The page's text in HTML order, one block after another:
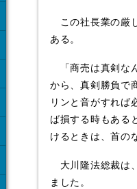
この社長業の厳
ある。
「商売は真剣な
から、真剣勝負で
リンと音がすれば
ば損する時もある
けるときは、首の
大川隆法総裁は
ました。